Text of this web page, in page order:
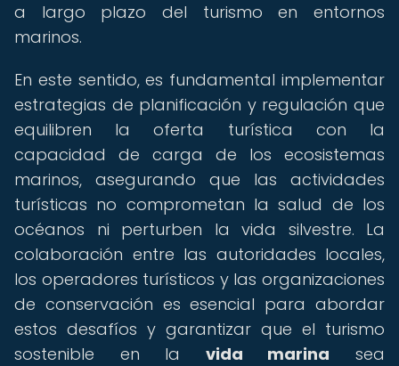
a largo plazo del turismo en entornos
marinos.
En este sentido, es fundamental implementar
estrategias de planificación y regulación que
equilibren la oferta turística con la
capacidad de carga de los ecosistemas
marinos, asegurando que las actividades
turísticas no comprometan la salud de los
océanos ni perturben la vida silvestre. La
colaboración entre las autoridades locales,
los operadores turísticos y las organizaciones
de conservación es esencial para abordar
estos desafíos y garantizar que el turismo
sostenible en la vida marina sea